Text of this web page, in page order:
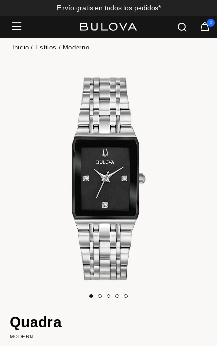
Envío gratis en todos los pedidos*
0
Inicio Estilos Moderno
Quadra
MODERN
Added to Manage Wishlist